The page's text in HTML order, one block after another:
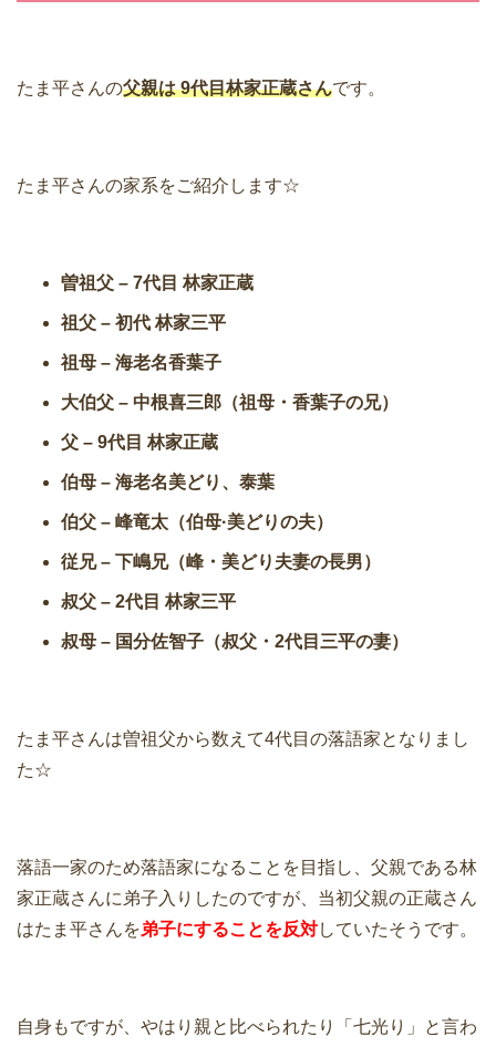
たま平さんの父親は 9代目林家正蔵さんです。
たま平さんの家系をご紹介します☆
曽祖父 – 7代目 林家正蔵
祖父 – 初代 林家三平
祖母 – 海老名香葉子
大伯父 – 中根喜三郎（祖母・香葉子の兄）
父 – 9代目 林家正蔵
伯母 – 海老名美どり、泰葉
伯父 – 峰竜太（伯母·美どりの夫）
従兄 – 下嶋兄（峰・美どり夫妻の長男）
叔父 – 2代目 林家三平
叔母 – 国分佐智子（叔父・2代目三平の妻）
たま平さんは曽祖父から数えて4代目の落語家となりまし
た☆
落語一家のため落語家になることを目指し、父親である林
家正蔵さんに弟子入りしたのですが、当初父親の正蔵さん
はたま平さんを弟子にすることを反対していたそうです。
自身もですが、やはり親と比べられたり「七光り」と言わ